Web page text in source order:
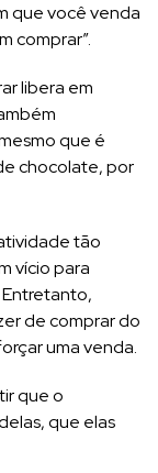
que você venda
comprar”.
libera em
que é
chocolate, por
tão
vício para
de comprar do
uma venda.
que o
que elas